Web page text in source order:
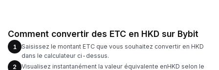
Comment convertir des ETC en HKD sur Bybit
1
Saisissez le montant ETC que vous souhaitez convertir en HKD
dans le calculateur ci-dessus.
2
Visualisez instantanément la valeur équivalente enHKD selon le